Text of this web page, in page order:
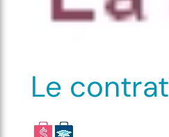
Le contrat